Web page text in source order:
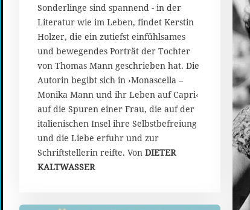
Sonderlinge sind spannend - in der
Literatur wie im Leben, findet Kerstin
Holzer, die ein zutiefst einfühlsames
und bewegendes Porträt der Tochter
von Thomas Mann geschrieben hat. Die
Autorin begibt sich in ›Monascella –
Monika Mann und ihr Leben auf Capri‹
auf die Spuren einer Frau, die auf der
italienischen Insel ihre Selbstbefreiung
und die Liebe erfuhr und zur
Schriftstellerin reifte. Von DIETER
KALTWASSER